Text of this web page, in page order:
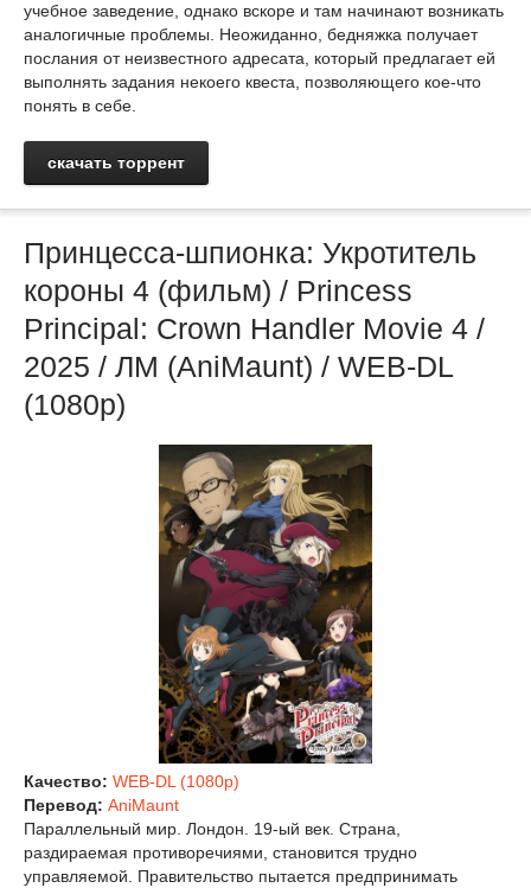
учебное заведение, однако вскоре и там начинают возникать
аналогичные проблемы. Неожиданно, бедняжка получает
послания от неизвестного адресата, который предлагает ей
выполнять задания некоего квеста, позволяющего кое-что
понять в себе.
скачать торрент
Принцесса-шпионка: Укротитель
короны 4 (фильм) / Princess
Principal: Crown Handler Movie 4 /
2025 / ЛМ (AniMaunt) / WEB-DL
(1080p)
Качество: WEB-DL (1080p)
Перевод: AniMaunt
Параллельный мир. Лондон. 19-ый век. Страна,
раздираемая противоречиями, становится трудно
управляемой. Правительство пытается предпринимать